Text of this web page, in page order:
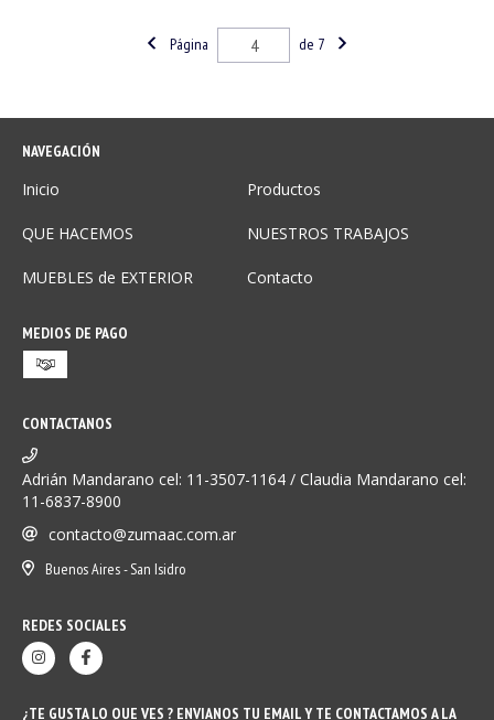
Página de 7
NAVEGACIÓN
Inicio Productos
QUE HACEMOS NUESTROS TRABAJOS
MUEBLES de EXTERIOR Contacto
MEDIOS DE PAGO
CONTACTANOS
Adrián Mandarano cel: 11-3507-1164 / Claudia Mandarano cel:
11-6837-8900
contacto@zumaac.com.ar
Buenos Aires - San Isidro
REDES SOCIALES
¿TE GUSTA LO QUE VES ? ENVIANOS TU EMAIL Y TE CONTACTAMOS A LA